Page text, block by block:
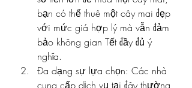
bạn có thể thuê một cây mai đẹp
với mức giá hợp lý mà vẫn đảm
bảo không gian Tết đầy đủ ý
nghĩa.
Đa dạng sự lựa chọn: Các nhà
cung cấp dịch vụ tại đây thường